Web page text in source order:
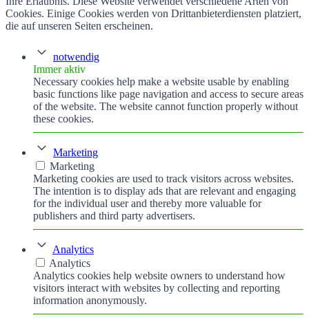
Cookies. Einige Cookies werden von Drittanbieterdiensten platziert,
die auf unseren Seiten erscheinen.
notwendig
Immer aktiv
Necessary cookies help make a website usable by enabling
basic functions like page navigation and access to secure areas
of the website. The website cannot function properly without
these cookies.
Marketing
Marketing
Marketing cookies are used to track visitors across websites.
The intention is to display ads that are relevant and engaging
for the individual user and thereby more valuable for
publishers and third party advertisers.
Analytics
Analytics
Analytics cookies help website owners to understand how
visitors interact with websites by collecting and reporting
information anonymously.